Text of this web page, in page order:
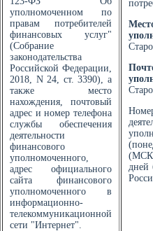
уполномоченном по
правам потребителей
финансовых услуг"
(Собрание
законодательства
Российской Федерации,
2018, N 24, ст. 3390), а
также место
нахождения, почтовый
адрес и номер телефона
службы обеспечения
деятельности
финансового
уполномоченного,
адрес официального
сайта финансового
уполномоченного в
информационно-
телекоммуникационной
сети "Интернет".
дней